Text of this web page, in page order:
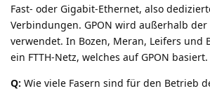
Fast- oder Gigabit-Ethernet, also
Verbindungen. GPON wird außerhalb der
verwendet. In Bozen, Meran, Leifers und
ein FTTH-Netz, welches auf GPON basiert.
Q: Wie viele Fasern sind für den Betrieb